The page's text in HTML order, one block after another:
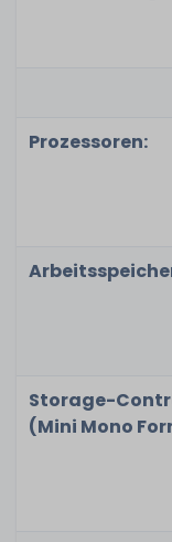
Prozessoren:
Storage-
(Mini Mono